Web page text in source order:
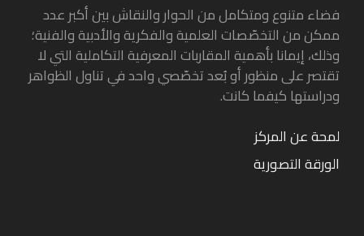
فضاء متنوع ومتكامل من الحوار والنقاش بين أكبر عدد
ممكن من التخصّصات العلمية والفكرية والأدبية والفنية؛
وذلك، إيمانا بأهمية المقاربات المعرفية التكاملية التي لا
تقتصر على منظور أو بُعد تخصّصي واحد في تناول الظواهر
ودراستها كيفما كانت.
لمحة عن المركز
الورقة التصورية